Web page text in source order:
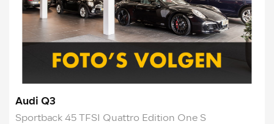
Audi Q3
Sportback 45 TFSI Quattro Edition One S